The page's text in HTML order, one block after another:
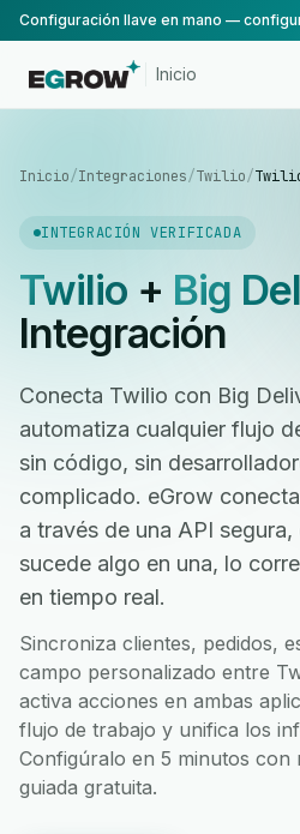
Inicio
Inicio/Integraciones/Twilio/
INTEGRACIÓN VERIFICADA
Twilio+ Big
Integración
Conecta Twilio con Big
automatiza cualquier flujo
sin código, sin
complicado. eGrow
a través de una API
sucede algo en una, lo
en tiempo real.
Sincroniza clientes, pedidos,
campo personalizado entre
activa acciones en ambas
flujo de trabajo y unifica los
Configúralo en 5 minutos
guiada gratuita.